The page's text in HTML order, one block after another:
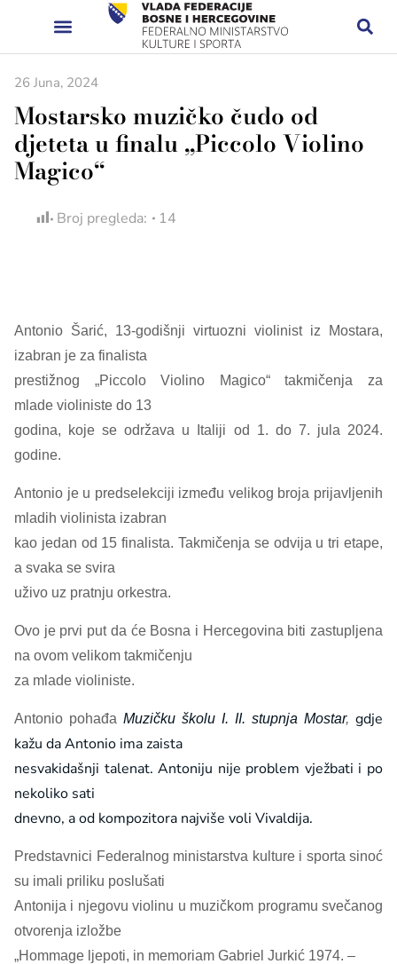
26 Juna, 2024
Mostarsko muzičko čudo od
djeteta u finalu „Piccolo Violino
Magico“
Broj pregleda: 14
Antonio Šarić, 13-godišnji virtuozni violinist iz Mostara,
izabran je za finalista
prestižnog „Piccolo Violino Magico“ takmičenja za
mlade violiniste do 13
godina, koje se održava u Italiji od 1. do 7. jula 2024.
godine.
Antonio je u predselekciji između velikog broja prijavljenih
mladih violinista izabran
kao jedan od 15 finalista. Takmičenja se odvija u tri etape,
a svaka se svira
uživo uz pratnju orkestra.
Ovo je prvi put da će Bosna i Hercegovina biti zastupljena
na ovom velikom takmičenju
za mlade violiniste.
Antonio pohađa Muzičku školu I. II. stupnja Mostar, gdje
kažu da Antonio ima zaista
nesvakidašnji talenat. Antoniju nije problem vježbati i po
nekoliko sati
dnevno, a od kompozitora najviše voli Vivaldija.
Predstavnici Federalnog ministarstva kulture i sporta sinoć
su imali priliku poslušati
Antonija i njegovu violinu u muzičkom programu svečanog
otvorenja izložbe
„Hommage ljepoti, in memoriam Gabriel Jurkić 1974. –